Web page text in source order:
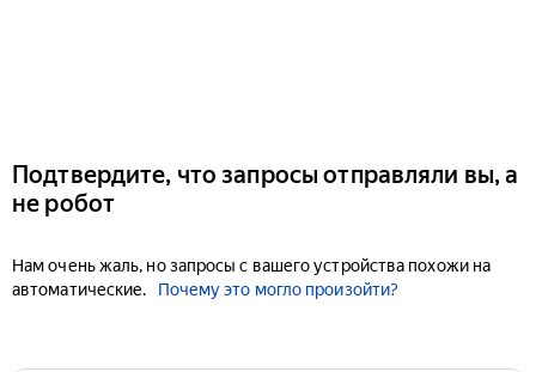
Подтвердите, что запросы отправляли вы, а
не робот
Нам очень жаль, но запросы с вашего устройства похожи на
автоматические.
Почему это могло произойти?